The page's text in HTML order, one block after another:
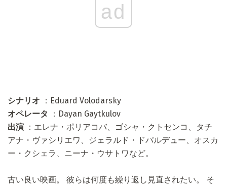
ad
シナリオ ：Eduard Volodarsky
オペレータ
：Dayan Gaytkulov
出演 ：エレナ・ポリアコバ、ゴシャ・クトセンコ、タチ
アナ・ヴァシリエワ、ジェラルド・ドパルデュー、オスカ
ー・クシェラ、ニーナ・ウサトワなど。
古い良い映画。 彼らは何度も繰り返し見直されたい。 そ